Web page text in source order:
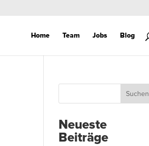
Home Team Jobs Blog
Suchen
Neueste
Beiträge